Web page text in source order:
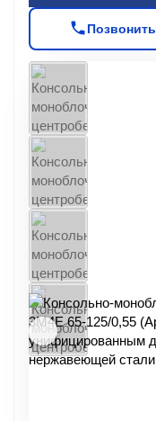
Позвонить